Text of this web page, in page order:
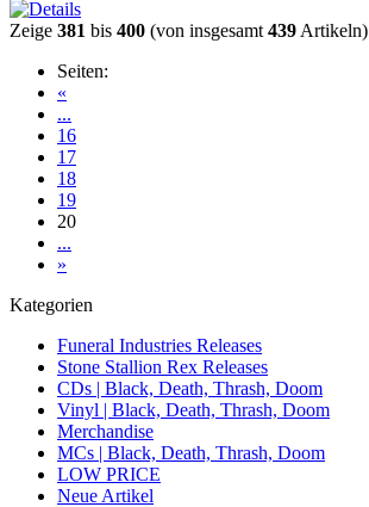
Zeige 381 bis 400 (von insgesamt 439 Artikeln)
Seiten:
«
...
16
17
18
19
20
...
»
Kategorien
Funeral Industries Releases
Stone Stallion Rex Releases
CDs | Black, Death, Thrash, Doom
Vinyl | Black, Death, Thrash, Doom
Merchandise
MCs | Black, Death, Thrash, Doom
LOW PRICE
Neue Artikel